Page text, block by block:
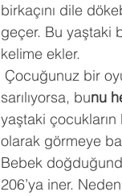
birkaçını dile
geçer. Bu yaştaki
kelime ekler.
Çocuğunuz bir
sarılıyorsa, bunu
yaştaki çocukların
olarak görmeye
Bebek
206’ya iner.